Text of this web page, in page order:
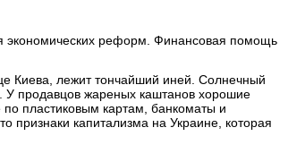
экономических реформ. Финансовая помощь
Киева, лежит тончайший иней. Солнечный
У продавцов жареных каштанов хорошие
пластиковым картам, банкоматы и
признаки капитализма на Украине, которая